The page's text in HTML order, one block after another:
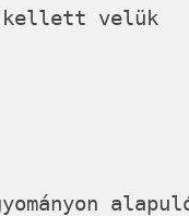
kellett velük